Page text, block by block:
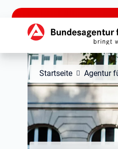
zu den Hauptinhalten springen
Hauptnavigation
Startseite Agentur